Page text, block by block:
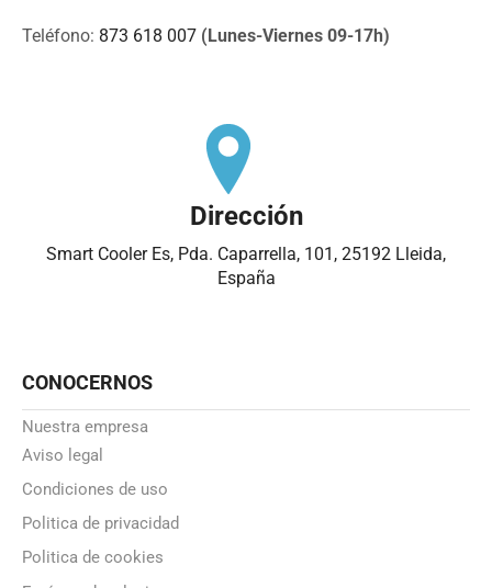
Teléfono: 873 618 007 (Lunes-Viernes 09-17h)
Dirección
Smart Cooler Es, Pda. Caparrella, 101, 25192 Lleida,
España
CONOCERNOS
Nuestra empresa
Aviso legal
Condiciones de uso
Politica de privacidad
Politica de cookies